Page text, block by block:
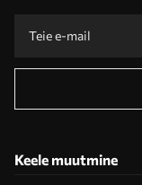
Keele muutmine